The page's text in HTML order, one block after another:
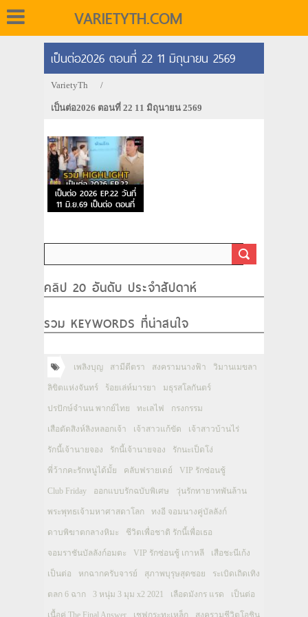
VARIETYTH.COM
เป็นต่อ2026 ตอนที่ 22 11 มิถุนายน 2569
VarietyTh /
เป็นต่อ2026 ตอนที่ 22 11 มิถุนายน 2569
เป็นต่อ 2026 EP.22 วันที่
11 มิ.ย.69 เป็นต่อ ตอนที่
22
คลิป 20 อันดับ ประจำสัปดาห์
รวม KEYWORDS ที่น่าสนใจ
เพลิงบุญ สามีตีตรา สงครามนางฟ้า วิมานเมขลา
ลิขิตแห่งจันทร์ ร้อยเล่ห์มารยา มธุรสโลกันตร์
ปรปักษ์จำนน พากย์ไทย ทะเลไฟ กรงกรรม
เสือตัดสิงห์ลิงหลอกเจ้า เจ้าสาวแก้ขัด เจ้าสาวบ้านไร่
รักนี้เจ้านายจอง รักนี้เจ้านายจอง รักนะเป็ดโง่
พี่ว้ากคะรักหนูได้มั้ย คลับฟรายเดย์ VIP รักซ่อนชู้
Club Friday ออกแบบรักฉบับพิเศษ วุ่นรักทายาทพันล้าน
พระพุทธเจ้ามหาศาสดาโลก ทงอี จอมนางคู่บัลลังก์
ดาบพิฆาตกลางหิมะ ชีวิตเพื่อชาติ รักนี้เพื่อเธอ
จอมราชันบัลลังก์อมตะ VIP รักซ่อนชู้ เกาหลี เสือชะนีเก้ง
เป็นต่อ หกฉากครับจารย์ สุภาพบุรุษสุดซอย ระเบิดเถิดเทิง
ตลก 6 ฉาก 3 หนุ่ม 3 มุม x2 2021 เลือดมังกร แรด เป็นต่อ
เนื้อคู่ The Final Answer เชฟกระทะเหล็ก สงครามชีวิตโอชิน